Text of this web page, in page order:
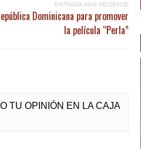
ENTRADA MÁS RECIENTE
Dominicana para promover
la película “Perla”
TU OPINIÓN EN LA CAJA